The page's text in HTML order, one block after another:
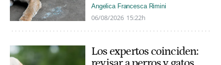
Angelica Francesca Rimini
06/08/2026 15:22h
Los expertos coinciden: